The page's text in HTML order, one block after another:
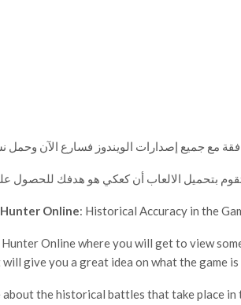
مع جميع إصدارات الويندوز فسارع الآن
بتحميل الالعاب أن كعكي هو هدفك للحصول
Online: Historical Accuracy in the
Online where you will get to view
give you a great idea on what the game
about the historical battles that take place in